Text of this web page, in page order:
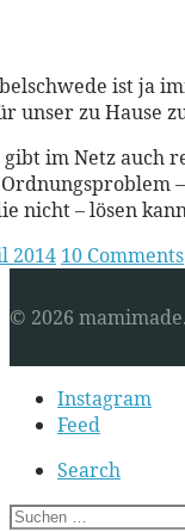
ist ja
unser zu Hause
gibt im Netz auch
nicht – lösen
2014 10 Comments
© 2026 mamimade.
Secondary
navigationInstagram
Feed
Search
Suchen